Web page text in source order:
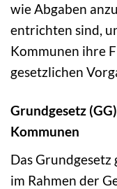
wie Abgaben
entrichten sind,
Kommunen ihre
gesetzlichen
Grundgesetz
Kommunen
Das Grundgesetz
im Rahmen der